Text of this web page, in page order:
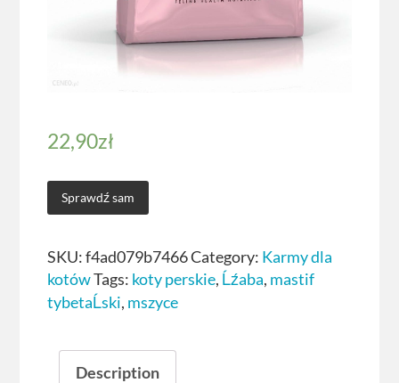
22,90zł
Sprawdź sam
SKU:f4ad079b7466Category: Karmy dla
kotówTags: koty perskie, Ĺźaba, mastif
tybetaĹski, mszyce
Description